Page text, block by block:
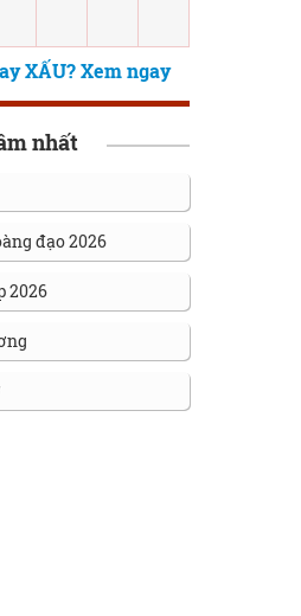
XẤU? Xem ngay
nhất
đạo 2026
2026